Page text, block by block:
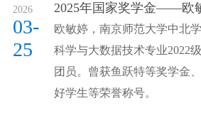
2026
03-
25
2025年国家奖学金——欧
欧敏婷，南京师范大学中北
科学与大数据技术专业2022
团员。曾获鱼跃特等奖学金
好学生等荣誉称号。